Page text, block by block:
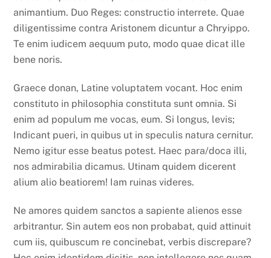
animantium. Duo Reges: constructio interrete. Quae
diligentissime contra Aristonem dicuntur a Chryippo.
Te enim iudicem aequum puto, modo quae dicat ille
bene noris.
Graece donan, Latine voluptatem vocant. Hoc enim
constituto in philosophia constituta sunt omnia. Si
enim ad populum me vocas, eum. Si longus, levis;
Indicant pueri, in quibus ut in speculis natura cernitur.
Nemo igitur esse beatus potest. Haec para/doca illi,
nos admirabilia dicamus. Utinam quidem dicerent
alium alio beatiorem! Iam ruinas videres.
Ne amores quidem sanctos a sapiente alienos esse
arbitrantur. Sin autem eos non probabat, quid attinuit
cum iis, quibuscum re concinebat, verbis discrepare?